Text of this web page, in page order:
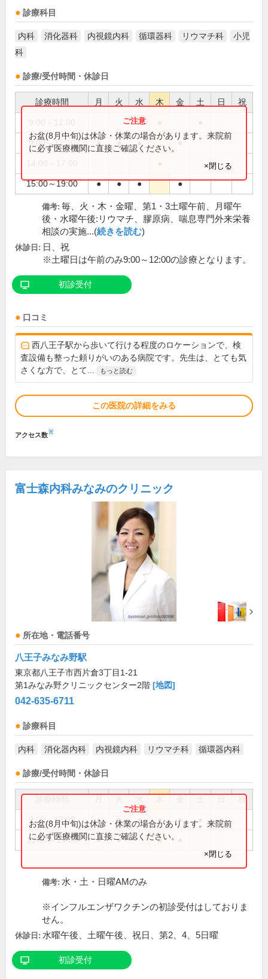
診療科目
内科 消化器科 内視鏡内科 循環器科 リウマチ科
小児
科
診療/受付時間・休診日
診療時間 月 火 水 木 金 土 日 祝
9:00～12:30 ● ● ● ●
15:00～19:00 ● ● ● ●
お盆(8月中旬)は休診・休業の場合があります。来院前
に必ず医療機関に直接ご確認ください。
×閉じる
備考: 毎、火・木・金曜、第1・3土曜午前、月曜午
後・水曜午後:リウマチ、膠原病、喘息専門外来栄養
相談の実施...(続きを読む)
休診日: 日、祝
※土曜日は午前のみ9:00～12:00の診療となります。
初診受付
口コミ
西八王子駅から歩いて行ける程度のロケーションで、検
査設備も整った頼りがいのある病院です。先生は、とても気
さくな方で、とて...
もっと読む
この医院の詳細をみる
アクセス数※
富士森内科みなみのクリニック
所在地・電話番号
八王子みなみ野駅
東京都八王子市西片倉3丁目1-21
第1みなみ野クリニックセンター2階 [地図]
042-635-6711
診療科目
内科 消化器内科 内視鏡内科 リウマチ科 循環器内科
診療/受付時間・休診日
祝
9:00～12:00 ● ● ● ● ● ●
15:00～19:00 ● ● ●
お盆(8月中旬)は休診・休業の場合があります。来院前
に必ず医療機関に直接ご確認ください。
×閉じる
備考: 水・土・日曜AMのみ
※インフルエンザワクチンの初診受付はしておりま
せん。
休診日: 水曜午後、土曜午後、祝日、第2、4、5日曜
初診受付